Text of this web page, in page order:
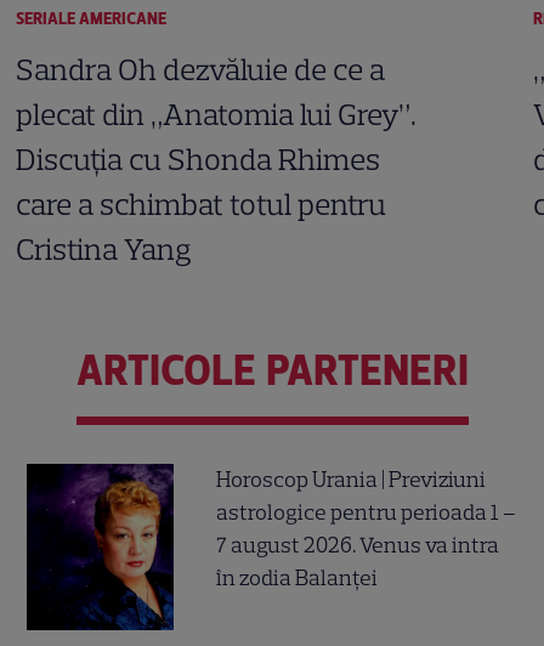
SERIALE AMERICANE
Sandra Oh dezvăluie de ce a
plecat din „Anatomia lui Grey”.
Discuția cu Shonda Rhimes
care a schimbat totul pentru
Cristina Yang
ARTICOLE PARTENERI
Horoscop Urania | Previziuni
astrologice pentru perioada 1 –
7 august 2026. Venus va intra
în zodia Balanței